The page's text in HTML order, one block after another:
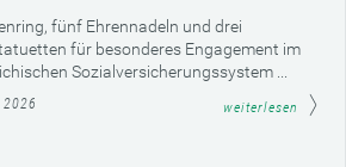
fünf Ehrennadeln und drei
für besonderes Engagement im
Sozialversicherungssystem ...
weiterlesen